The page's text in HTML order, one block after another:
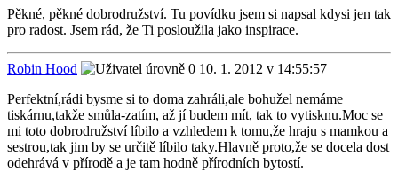
Pěkné, pěkné dobrodružství. Tu povídku jsem si napsal kdysi jen tak
pro radost. Jsem rád, že Ti posloužila jako inspirace.
Robin Hood
10. 1. 2012 v 14:55:57
Perfektní,rádi bysme si to doma zahráli,ale bohužel nemáme
tiskárnu,takže smůla-zatím, až jí budem mít, tak to vytisknu.Moc se
mi toto dobrodružství líbilo a vzhledem k tomu,že hraju s mamkou a
sestrou,tak jim by se určitě líbilo taky.Hlavně proto,že se docela dost
odehrává v přírodě a je tam hodně přírodních bytostí.